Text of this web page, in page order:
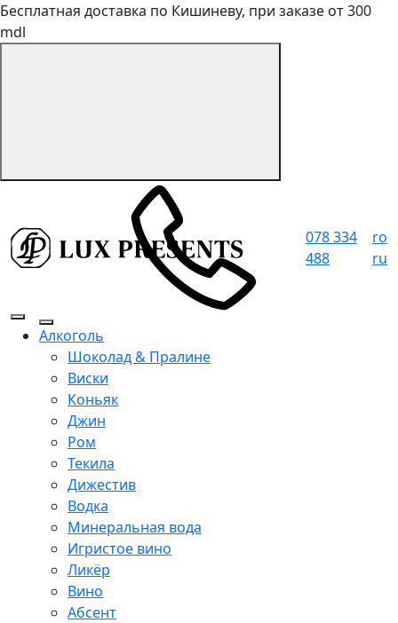
Бесплатная доставка по Кишиневу, при заказе от 300
mdl
078 334
488
ro
ru
Алкоголь
Шоколад & Пралине
Виски
Коньяк
Джин
Ром
Текила
Дижестив
Водка
Минеральная вода
Игристое вино
Ликёр
Вино
Абсент